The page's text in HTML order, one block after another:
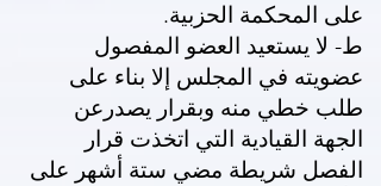
على المحكمة الحزبية.
ط- لا يستعيد العضو المفصول
عضويته في المجلس إلا بناء على
طلب خطي منه وبقرار يصدرعن
الجهة القيادية التي اتخذت قرار
الفصل شريطة مضي ستة أشهر على